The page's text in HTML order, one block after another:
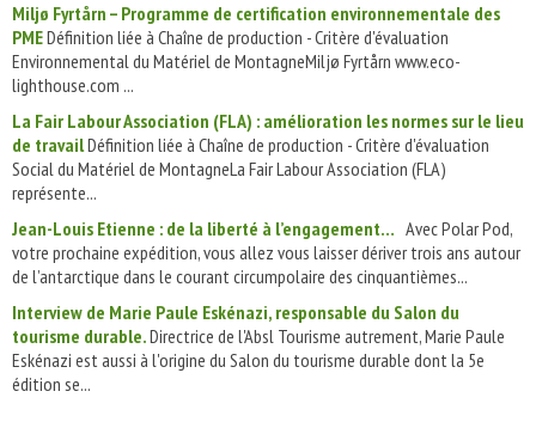
Miljø Fyrtårn – Programme de certification environnementale des
PMEDéfinition liée à Chaîne de production - Critère d'évaluation
Environnemental du Matériel de MontagneMiljø Fyrtårn www.eco-
lighthouse.com ...
La Fair Labour Association (FLA) : amélioration les normes sur le lieu
de travailDéfinition liée à Chaîne de production - Critère d'évaluation
Social du Matériel de MontagneLa Fair Labour Association (FLA)
représente...
Jean-Louis Etienne : de la liberté à l’engagement… Avec Polar Pod,
votre prochaine expédition, vous allez vous laisser dériver trois ans autour
de l’antarctique dans le courant circumpolaire des cinquantièmes...
Interview de Marie Paule Eskénazi, responsable du Salon du
tourisme durable.Directrice de l'Absl Tourisme autrement, Marie Paule
Eskénazi est aussi à l'origine du Salon du tourisme durable dont la 5e
édition se...